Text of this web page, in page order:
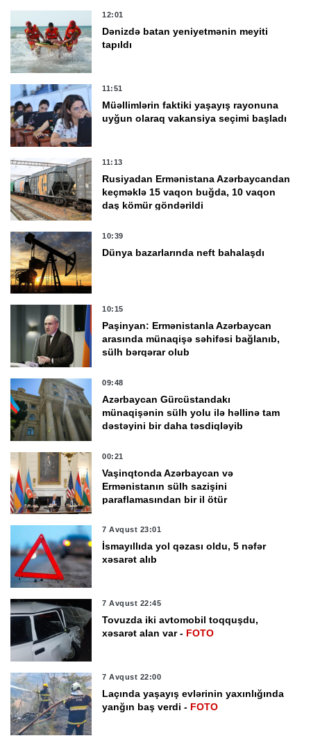
12:01
Dənizdə batan yeniyetmənin meyiti
tapıldı
11:51
Müəllimlərin faktiki yaşayış rayonuna
uyğun olaraq vakansiya seçimi başladı
11:13
Rusiyadan Ermənistana Azərbaycandan
keçməklə 15 vaqon buğda, 10 vaqon
daş kömür göndərildi
10:39
Dünya bazarlarında neft bahalaşdı
10:15
Paşinyan: Ermənistanla Azərbaycan
arasında münaqişə səhifəsi bağlanıb,
sülh bərqərar olub
09:48
Azərbaycan Gürcüstandakı
münaqişənin sülh yolu ilə həllinə tam
dəstəyini bir daha təsdiqləyib
00:21
Vaşinqtonda Azərbaycan və
Ermənistanın sülh sazişini
paraflamasından bir il ötür
7 Avqust 23:01
İsmayıllıda yol qəzası oldu, 5 nəfər
xəsarət alıb
7 Avqust 22:45
Tovuzda iki avtomobil toqquşdu,
xəsarət alan var - FOTO
7 Avqust 22:00
Laçında yaşayış evlərinin yaxınlığında
yanğın baş verdi - FOTO